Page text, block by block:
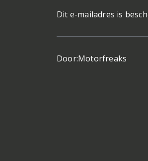
Dit e-mailadres is
Door:Motorfreaks